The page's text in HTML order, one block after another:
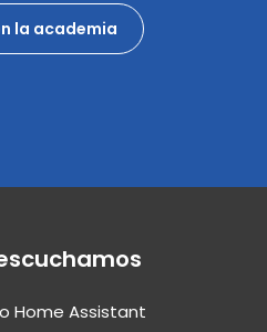
la academia
Home Assistant